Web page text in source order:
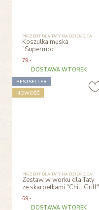
PREZENT DLA TATY NA DZIEŃ OJCA
Koszulka męska
"Supermoc"
79,-
DOSTAWA WTOREK
PREZENT DLA TATY NA DZIEŃ OJCA
Zestaw w worku dla Taty
ze skarpetkami "Chill Grill"
69,-
DOSTAWA WTOREK
BESTSELLER
NOWOŚĆ